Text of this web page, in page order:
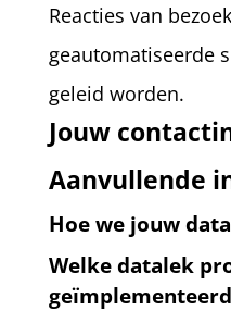
Reacties van
geautomatiseerde
geleid worden.
Jouw
Aanvullende
Hoe we jouw
Welke datalek